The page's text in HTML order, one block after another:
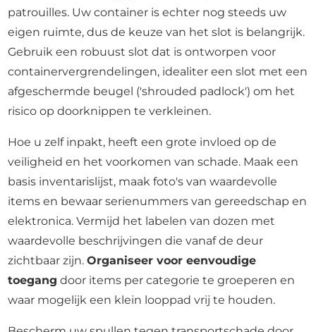
patrouilles. Uw container is echter nog steeds uw
eigen ruimte, dus de keuze van het slot is belangrijk.
Gebruik een robuust slot dat is ontworpen voor
containervergrendelingen, idealiter een slot met een
afgeschermde beugel ('shrouded padlock') om het
risico op doorknippen te verkleinen.
Hoe u zelf inpakt, heeft een grote invloed op de
veiligheid en het voorkomen van schade. Maak een
basis inventarislijst, maak foto's van waardevolle
items en bewaar serienummers van gereedschap en
elektronica. Vermijd het labelen van dozen met
waardevolle beschrijvingen die vanaf de deur
zichtbaar zijn.Organiseer voor eenvoudige
toegang door items per categorie te groeperen en
waar mogelijk een klein looppad vrij te houden.